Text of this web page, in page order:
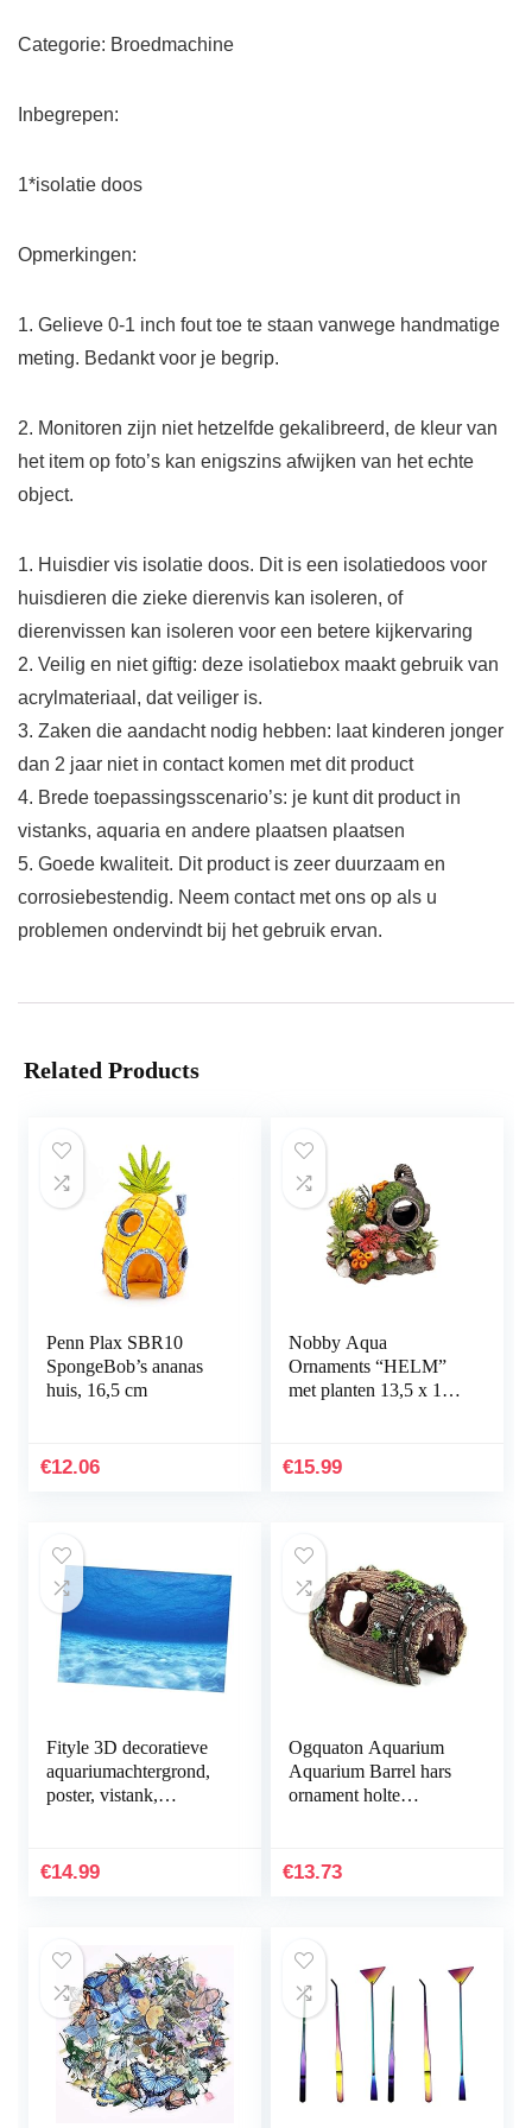
Categorie: Broedmachine
Inbegrepen:
1*isolatie doos
Opmerkingen:
1. Gelieve 0-1 inch fout toe te staan vanwege handmatige
meting. Bedankt voor je begrip.
2. Monitoren zijn niet hetzelfde gekalibreerd, de kleur van
het item op foto’s kan enigszins afwijken van het echte
object.
1. Huisdier vis isolatie doos. Dit is een isolatiedoos voor
huisdieren die zieke dierenvis kan isoleren, of
dierenvissen kan isoleren voor een betere kijkervaring
2. Veilig en niet giftig: deze isolatiebox maakt gebruik van
acrylmateriaal, dat veiliger is.
3. Zaken die aandacht nodig hebben: laat kinderen jonger
dan 2 jaar niet in contact komen met dit product
4. Brede toepassingsscenario’s: je kunt dit product in
vistanks, aquaria en andere plaatsen plaatsen
5. Goede kwaliteit. Dit product is zeer duurzaam en
corrosiebestendig. Neem contact met ons op als u
problemen ondervindt bij het gebruik ervan.
Related Products
Penn Plax SBR10
SpongeBob’s ananas
huis, 16,5 cm
€12.06
Nobby Aqua
Ornaments “HELM”
met planten 13,5 x 11 x
€15.99
Fityle 3D decoratieve
aquariumachtergrond,
poster, vistank,
zelfklevend,
€14.99
Ogquaton Aquarium
Aquarium Barrel hars
ornament holte
onderwater decoratie
€13.73